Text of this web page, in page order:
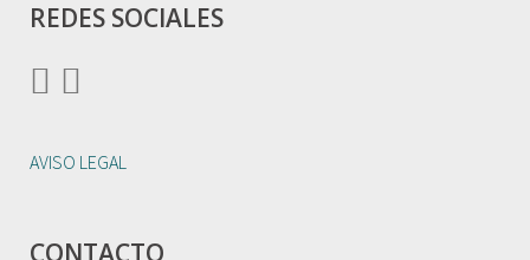
REDES SOCIALES
AVISO LEGAL
CONTACTO